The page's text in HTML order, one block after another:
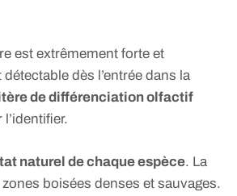
est extrêmement forte et
dès l’entrée dans la
de différenciation olfactif
l’identifier.
naturel de chaque espèce. La
boisées denses et sauvages.